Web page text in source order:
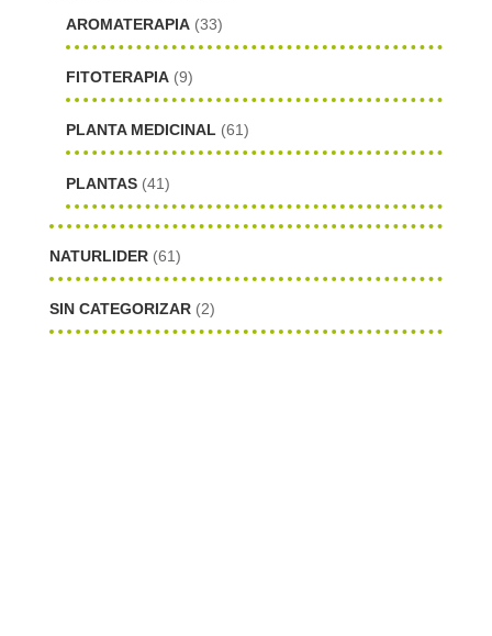
AROMATERAPIA (33)
FITOTERAPIA (9)
PLANTA MEDICINAL (61)
PLANTAS (41)
NATURLIDER (61)
SIN CATEGORIZAR (2)